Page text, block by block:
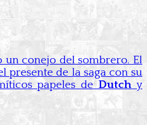
un conejo del sombrero. El
presente de la saga con su
papeles deDutch y